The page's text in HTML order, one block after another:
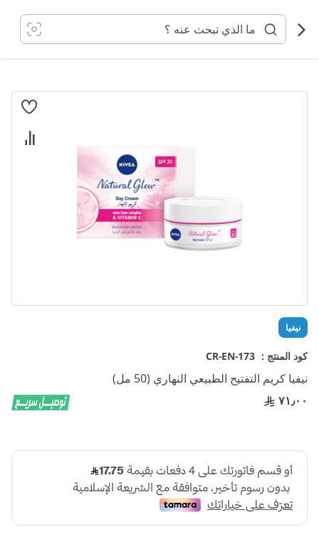
المحتوى
نيفيا
كود المنتج : CR-EN-173
نيفيا كريم التفتيح الطبيعي النهاري (50 مل)
٧١٫٠٠
انتقل
تخطي
إلى
بداية
معرض
الصور